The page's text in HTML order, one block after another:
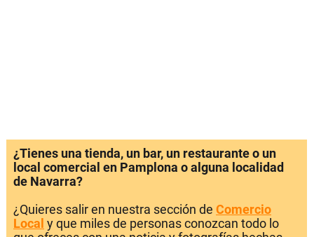
¿Tienes una tienda, un bar, un restaurante o un
local comercial en Pamplona o alguna localidad
de Navarra?
¿Quieres salir en nuestra sección de Comercio
Local y que miles de personas conozcan todo lo